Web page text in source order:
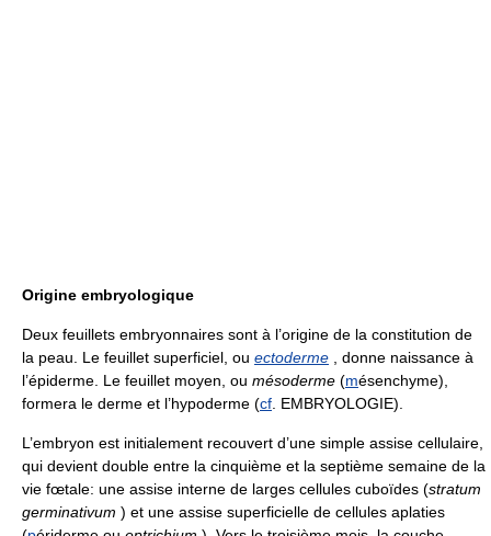
Origine embryologique
Deux feuillets embryonnaires sont à l’origine de la constitution de
la peau. Le feuillet superficiel, ou ectoderme , donne naissance à
l’épiderme. Le feuillet moyen, ou mésoderme (mésenchyme),
formera le derme et l’hypoderme (cf . EMBRYOLOGIE).
L’embryon est initialement recouvert d’une simple assise cellulaire,
qui devient double entre la cinquième et la septième semaine de la
vie fœtale: une assise interne de larges cellules cuboïdes (stratum
germinativum ) et une assise superficielle de cellules aplaties